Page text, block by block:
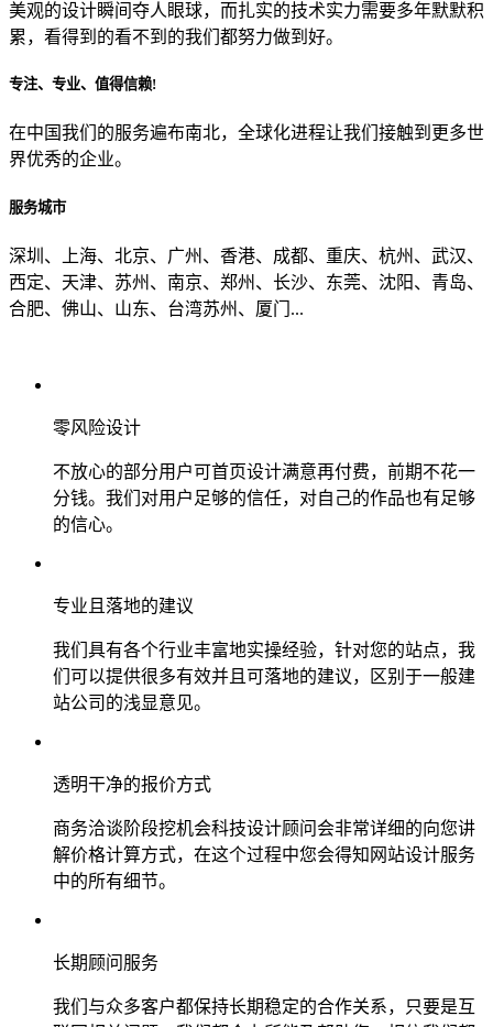
目前主要的营销渠道是？
美观的设计瞬间夺人眼球，而扎实的技术实力需要多年默默积
累，看得到的看不到的我们都努力做到好。
专注、专业、值得信赖!
在中国我们的服务遍布南北，全球化进程让我们接触到更多世
界优秀的企业。
服务城市
深圳、上海、北京、广州、香港、成都、重庆、杭州、武汉、
西定、天津、苏州、南京、郑州、长沙、东莞、沈阳、青岛、
合肥、佛山、山东、台湾苏州、厦门...
零风险设计
不放心的部分用户可首页设计满意再付费，前期不花一
分钱。我们对用户足够的信任，对自己的作品也有足够
的信心。
专业且落地的建议
我们具有各个行业丰富地实操经验，针对您的站点，我
们可以提供很多有效并且可落地的建议，区别于一般建
站公司的浅显意见。
透明干净的报价方式
商务洽谈阶段挖机会科技设计顾问会非常详细的向您讲
解价格计算方式，在这个过程中您会得知网站设计服务
中的所有细节。
长期顾问服务
我们与众多客户都保持长期稳定的合作关系，只要是互